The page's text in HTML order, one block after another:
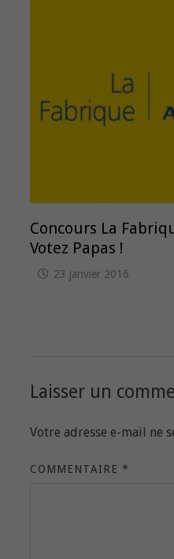
Concours La
Votez Papas !
23 janvier 2016
Laisser un
Votre adresse e-mail ne
COMMENTAIRE *